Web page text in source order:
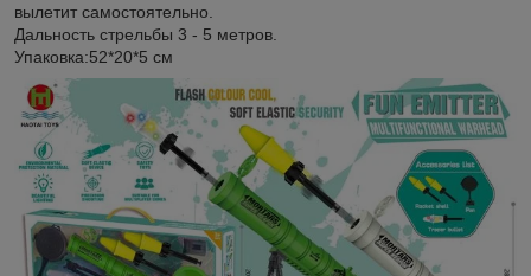
вылетит самостоятельно.
Дальность стрельбы 3 - 5 метров.
Упаковка:52*20*5 см